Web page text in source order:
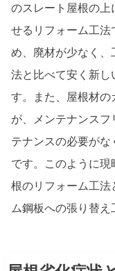
のスレート屋根の
せるリフォーム工法
め、廃材が少なく、
法と比べて安く新し
す。また、屋根材
が、メンテナンス
テナンスの必要が
です。このように
根のリフォーム工法
ム鋼板への張り替え